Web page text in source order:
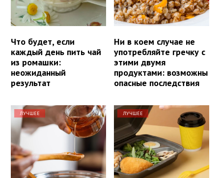
Что будет, если
каждый день пить чай
из ромашки:
неожиданный
результат
Ни в коем случае не
употребляйте гречку с
этими двумя
продуктами: возможны
опасные последствия
ЛУЧШЕЕ ЛУЧШЕЕ